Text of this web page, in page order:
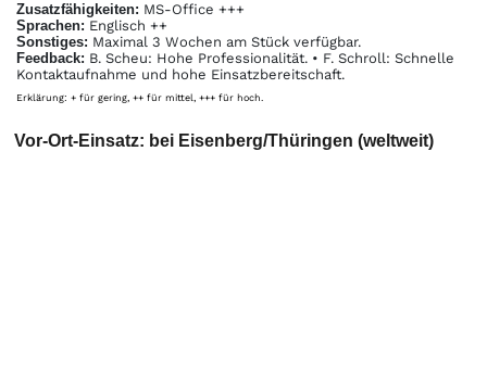
Zusatzfähigkeiten: MS-Office +++
Sprachen: Englisch ++
Sonstiges: Maximal 3 Wochen am Stück verfügbar.
Feedback: B. Scheu: Hohe Professionalität. • F. Schroll: Schnelle
Kontaktaufnahme und hohe Einsatzbereitschaft.
Erklärung: + für gering, ++ für mittel, +++ für hoch.
Vor-Ort-Einsatz: bei Eisenberg/Thüringen (weltweit)